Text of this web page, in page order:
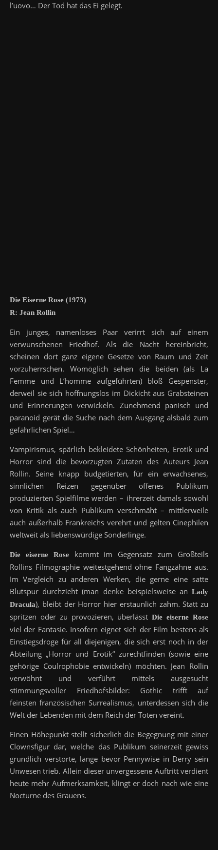
l’uovo… Der Tod hat das Ei gelegt.
Die Eiserne Rose (1973)
R: Jean Rollin
Ein junges, namenloses Paar verirrt sich auf einem
verwunschenen Friedhof. Als die Nacht hereinbricht,
scheinen dort ganz eigene Gesetze von Raum und Zeit
vorzuherrschen. Womöglich sehen die beiden (als La
Femme und L’homme aufgeführten) bloß Gespenster,
derweil sie sich hoffnungslos im Dickicht aus Grabsteinen
und Erinnerungen verwickeln. Zunehmend panisch und
paranoid gerät die Suche nach dem Ausgang alsbald zum
gefährlichen Spiel…
Vampirismus, spärlich bekleidete Schönheiten, Erotik und
Horror sind die bevorzugten Zutaten des Auteurs Jean
Rollin. Seine knapp budgetierten, für ein erwachsenes,
sinnlichen Reizen gegenüber offenes Publikum
produzierten Spielfilme werden – ihrerzeit damals sowohl
von Kritik als auch Publikum verschmäht – mittlerweile
auch außerhalb Frankreichs verehrt und gelten Cinephilen
weltweit als liebenswürdige Sonderlinge.
Die eiserne Rosekommt im Gegensatz zum Großteils
Rollins Filmographie weitestgehend ohne Fangzähne aus.
Im Vergleich zu anderen Werken, die gerne eine satte
Blutspur durchzieht (man denke beispielsweise an Lady
Dracula), bleibt der Horror hier erstaunlich zahm. Statt zu
spritzen oder zu provozieren, überlässtDie eiserne Rose
viel der Fantasie. Insofern eignet sich der Film bestens als
Einstiegsdroge für all diejenigen, die sich erst noch in der
Abteilung „Horror und Erotik“ zurechtfinden (sowie eine
gehörige Coulrophobie entwickeln) möchten. Jean Rollin
verwöhnt und verführt mittels ausgesucht
stimmungsvoller Friedhofsbilder: Gothic trifft auf
feinsten französischen Surrealismus, unterdessen sich die
Welt der Lebenden mit dem Reich der Toten vereint.
Einen Höhepunkt stellt sicherlich die Begegnung mit einer
Clownsfigur dar, welche das Publikum seinerzeit gewiss
gründlich verstörte, lange bevor Pennywise in Derry sein
Unwesen trieb. Allein dieser unvergessene Auftritt verdient
heute mehr Aufmerksamkeit, klingt er doch nach wie eine
Nocturne des Grauens.